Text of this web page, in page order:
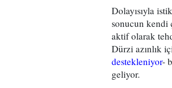
Dolayısıyla
sonucun kendi
aktif olarak
Dürzi azınlık
destekleniyor-
geliyor.